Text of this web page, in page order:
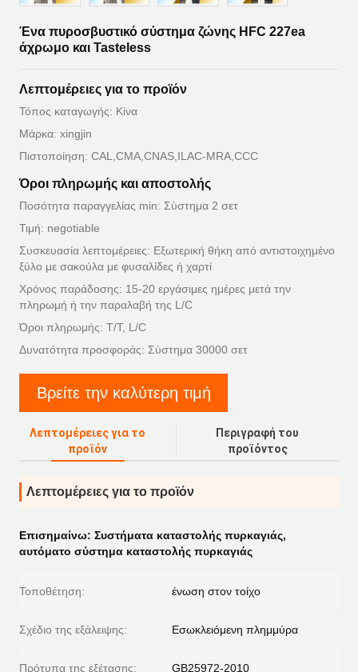
Ένα πυροσβυστικό σύστημα ζώνης HFC 227ea
άχρωμο και Tasteless
Λεπτομέρειες για το προϊόν
Τόπος καταγωγής: Κίνα
Μάρκα: xingjin
Πιστοποίηση: CAL,CMA,CNAS,ILAC-MRA,CCC
Όροι πληρωμής και αποστολής
Ποσότητα παραγγελίας min: Σύστημα 2 σετ
Τιμή: negotiable
Συσκευασία λεπτομέρειες: Εξωτερική θήκη από αντιστοιχημένο
ξύλο με σακούλα με φυσαλίδες ή χαρτί
Χρόνος παράδοσης: 15-20 εργάσιμες ημέρες μετά την
πληρωμή ή την παραλαβή της L/C
Όροι πληρωμής: T/T, L/C
Δυνατότητα προσφοράς: Σύστημα 30000 σετ
Βρείτε την καλύτερη τιμή
Λεπτομέρειες για το
προϊόν
Περιγραφή του
προϊόντος
Λεπτομέρειες για το προϊόν
Επισημαίνω: Συστήματα καταστολής πυρκαγιάς,
αυτόματο σύστημα καταστολής πυρκαγιάς
Τοποθέτηση: ένωση στον τοίχο
Σχέδιο της εξάλειψης: Εσωκλειόμενη πλημμύρα
Πρότυπα της εξέτασης: GB25972-2010